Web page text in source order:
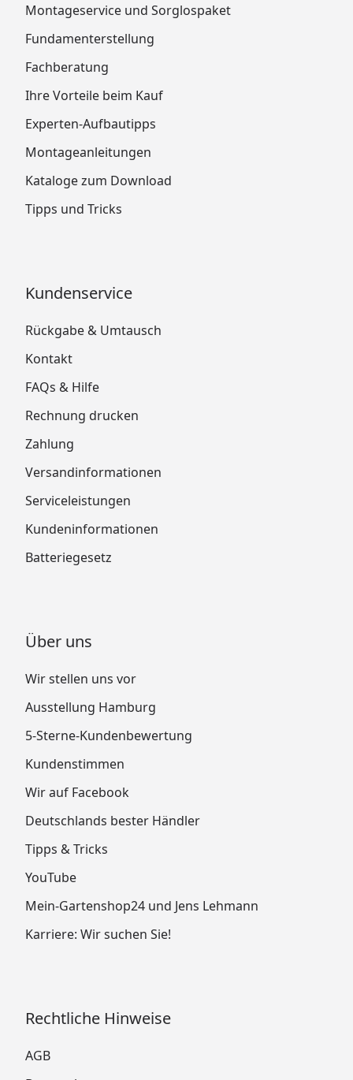
Montageservice und Sorglospaket
Fundamenterstellung
Fachberatung
Ihre Vorteile beim Kauf
Experten-Aufbautipps
Montageanleitungen
Kataloge zum Download
Tipps und Tricks
Kundenservice
Rückgabe & Umtausch
Kontakt
FAQs & Hilfe
Rechnung drucken
Zahlung
Versandinformationen
Serviceleistungen
Kundeninformationen
Batteriegesetz
Über uns
Wir stellen uns vor
Ausstellung Hamburg
5-Sterne-Kundenbewertung
Kundenstimmen
Wir auf Facebook
Deutschlands bester Händler
Tipps & Tricks
YouTube
Mein-Gartenshop24 und Jens Lehmann
Karriere: Wir suchen Sie!
Rechtliche Hinweise
AGB